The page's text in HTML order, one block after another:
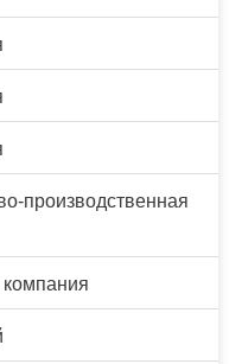
производственная